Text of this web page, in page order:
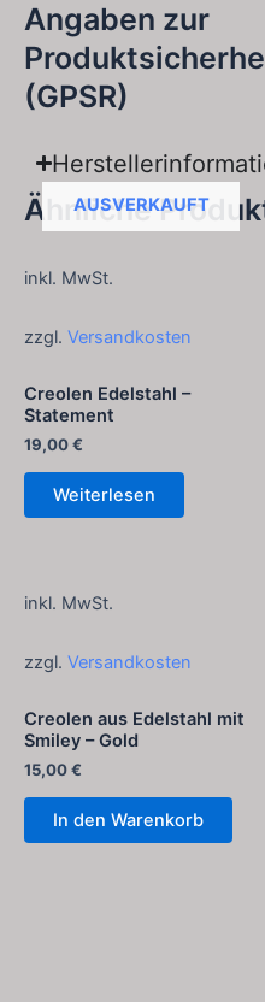
Angaben zur
(GPSR)
Ähnliche
AUSVERKAUFT
inkl. MwSt.
zzgl. Versandkosten
Creolen Edelstahl –
Statement
19,00€
Weiterlesen
inkl. MwSt.
zzgl. Versandkosten
Creolen aus Edelstahl mit
Smiley – Gold
15,00€
In den Warenkorb